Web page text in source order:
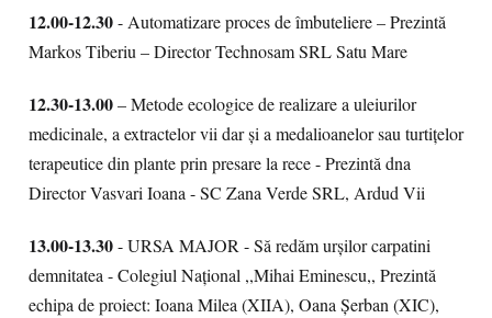
12.00-12.30- Automatizare proces de îmbuteliere – Prezintă
Markos Tiberiu – Director Technosam SRL Satu Mare
12.30-13.00– Metode ecologice de realizare a uleiurilor
medicinale, a extractelor vii dar și a medalioanelor sau turtițelor
terapeutice din plante prin presare la rece - Prezintă dna
Director Vasvari Ioana - SC Zana Verde SRL, Ardud Vii
13.00-13.30- URSA MAJOR - Să redăm urșilor carpatini
demnitatea - Colegiul Național ,,Mihai Eminescu,, Prezintă
echipa de proiect: Ioana Milea (XIIA), Oana Șerban (XIC),